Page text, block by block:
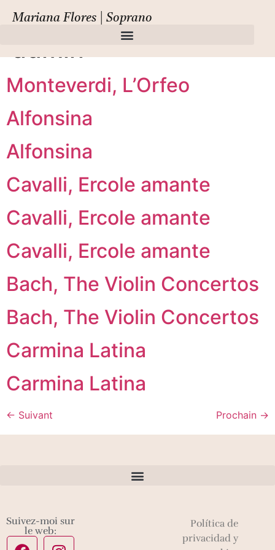
Mariana Flores | Soprano
Auteur/autrice :
admin
Monteverdi, L’Orfeo
Alfonsina
Alfonsina
Cavalli, Ercole amante
Cavalli, Ercole amante
Cavalli, Ercole amante
Bach, The Violin Concertos
Bach, The Violin Concertos
Carmina Latina
Carmina Latina
← Suivant Prochain →
Suivez-moi sur
le web:
Política de
privacidad y